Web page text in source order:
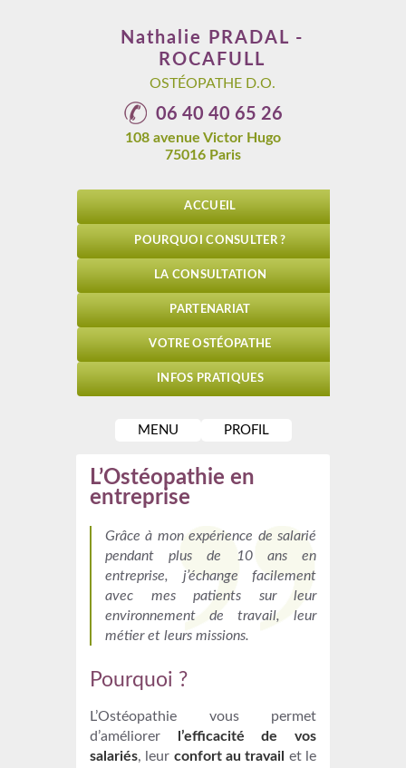
Nathalie
PRADAL -
ROCAFULL
OSTÉOPATHE D.O.
06 40 40 65 26
108 avenue Victor Hugo
75016 Paris
ACCUEIL
POURQUOI CONSULTER ?
LA CONSULTATION
PARTENARIAT
VOTRE OSTÉOPATHE
INFOS PRATIQUES
MENU PROFIL
L’Ostéopathie en
entreprise
Grâce à mon expérience de salarié
pendant plus de 10 ans en
entreprise, j’échange facilement
avec mes patients sur leur
environnement de travail, leur
métier et leurs missions.
Pourquoi ?
L’Ostéopathie vous permet
d’améliorer
l’efficacité de vos
salariés, leur confort au travail et le